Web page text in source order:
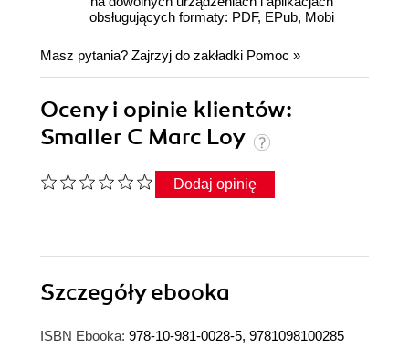
obsługujących formaty: PDF, EPub, Mobi
Masz pytania? Zajrzyj do zakładki Pomoc »
Oceny i opinie klientów:
Smaller C Marc Loy
Dodaj opinię
Szczegółyebooka
ISBN Ebooka: 978-10-981-0028-5, 9781098100285